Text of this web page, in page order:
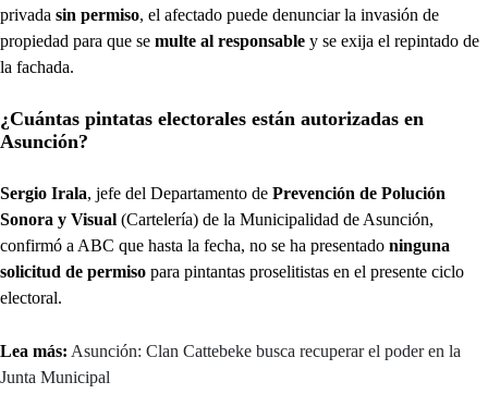
privada sin permiso, el afectado puede denunciar la invasión de
propiedad para que se multe al responsable y se exija el repintado de
la fachada.
¿Cuántas pintatas electorales están autorizadas en
Asunción?
Sergio Irala, jefe del Departamento de Prevención de Polución
Sonora y Visual (Cartelería) de la Municipalidad de Asunción,
confirmó a ABC que hasta la fecha, no se ha presentado ninguna
solicitud de permiso para pintantas proselitistas en el presente ciclo
electoral.
Lea más: Asunción: Clan Cattebeke busca recuperar el poder en la
Junta Municipal